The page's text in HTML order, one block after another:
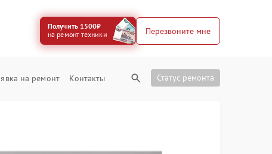
Получить 1500₽
на ремонт техники
Перезвоните мне
на ремонт Контакты Статус ремонта